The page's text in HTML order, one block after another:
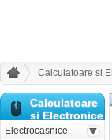
Calculatoare si
Calculatoare
si Electronice
Electrocasnice